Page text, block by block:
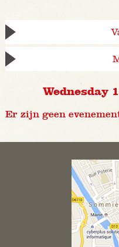
Wednesday
Er zijn geen